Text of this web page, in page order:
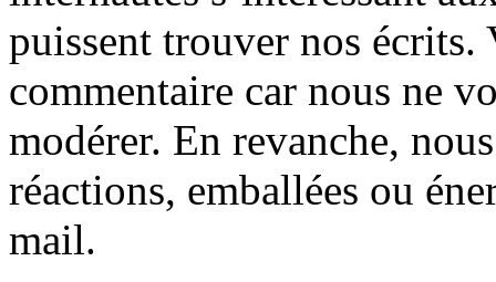
puissent trouver nos écrits.
commentaire car nous ne
modérer. En revanche,
réactions, emballées ou
mail.